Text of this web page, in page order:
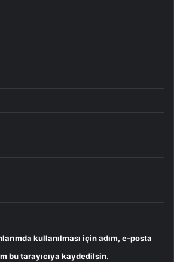
kullanılması için adım, e-posta
bu tarayıcıya kaydedilsin.